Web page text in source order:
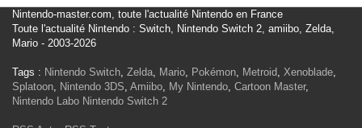
Nintendo-master.com, toute l'actualité Nintendo en France
Toute l'actualité Nintendo : Switch, Nintendo Switch 2, amiibo, Zelda,
Mario - 2003-2026
Tags : Nintendo Switch, Zelda, Mario, Pokémon, Metroid, Xenoblade,
Splatoon, Nintendo 3DS, Amiibo, My Nintendo, Cartoon Master,
Nintendo Labo Nintendo Switch 2